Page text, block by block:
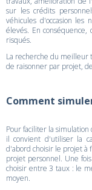
sur les crédits
véhicules d'occasion les
élevés. En
risqués.
La recherche du meilleur
de raisonner par projet,
Comment
Pour faciliter la
il convient d'utiliser la
d'abord choisir le projet à
projet personnel. Une
choisir entre 3 taux : le
moyen.